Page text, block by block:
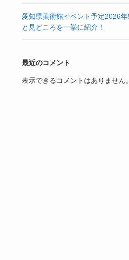
愛知県美術館イベント予定2026
と見どころを一挙に紹介！
最近のコメント
表示できるコメントはありません。